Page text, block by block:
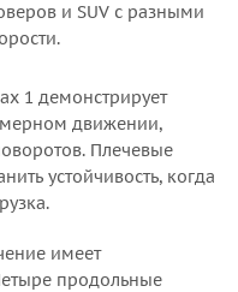
и SUV с разными
1 демонстрирует
движении,
Плечевые
устойчивость, когда
имеет
продольные